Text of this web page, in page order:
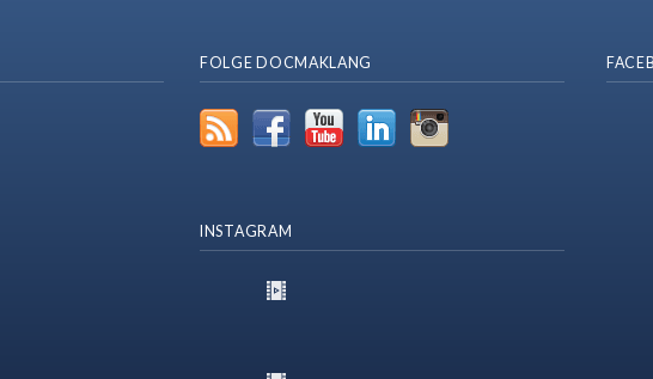
FOLGE DOCMAKLANG
INSTAGRAM